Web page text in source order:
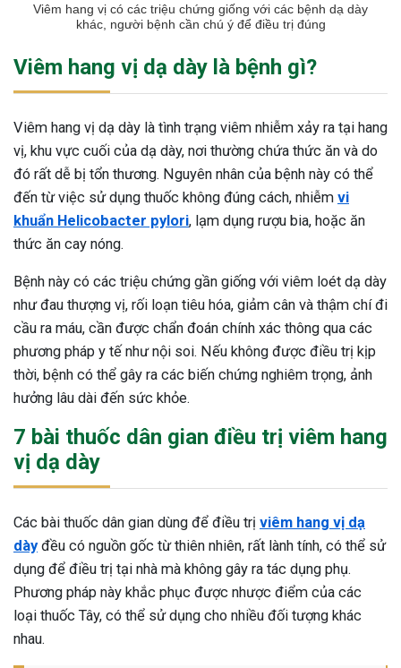
Sau Sinh Có Tự Khỏi
Thông Tin Cần Biết
sau sinh là tình trạng viêm da
Viêm hang vị có các triệu chứng giống với các bệnh dạ dày
khác, người bệnh cần chú ý để điều trị đúng
Viêm hang vị dạ dày là bệnh gì?
Viêm hang vị dạ dày là tình trạng viêm nhiễm xảy ra tại hang
vị, khu vực cuối của dạ dày, nơi thường chứa thức ăn và do
đó rất dễ bị tổn thương. Nguyên nhân của bệnh này có thể
đến từ việc sử dụng thuốc không đúng cách, nhiễm vi
khuẩn Helicobacter pylori, lạm dụng rượu bia, hoặc ăn
thức ăn cay nóng.
Bệnh này có các triệu chứng gần giống với viêm loét dạ dày
như đau thượng vị, rối loạn tiêu hóa, giảm cân và thậm chí đi
cầu ra máu, cần được chẩn đoán chính xác thông qua các
phương pháp y tế như nội soi. Nếu không được điều trị kịp
thời, bệnh có thể gây ra các biến chứng nghiêm trọng, ảnh
hưởng lâu dài đến sức khỏe.
7 bài thuốc dân gian điều trị viêm hang
vị dạ dày
Các bài thuốc dân gian dùng để điều trị viêm hang vị dạ
dàyđều có nguồn gốc từ thiên nhiên, rất lành tính, có thể sử
dụng để điều trị tại nhà mà không gây ra tác dụng phụ.
Phương pháp này khắc phục được nhược điểm của các
loại thuốc Tây, có thể sử dụng cho nhiều đối tượng khác
nhau.